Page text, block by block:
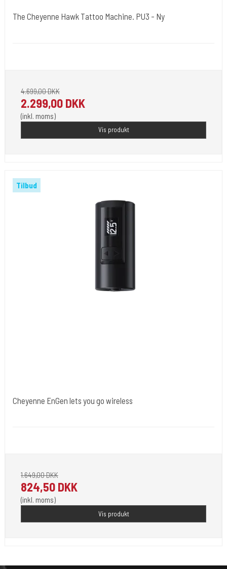
The Cheyenne Hawk Tattoo Machine. PU3 - Ny
4.699,00 DKK
2.299,00 DKK
(inkl. moms)
Vis produkt
Tilbud
Cheyenne EnGen lets you go wireless
1.649,00 DKK
824,50 DKK
(inkl. moms)
Vis produkt